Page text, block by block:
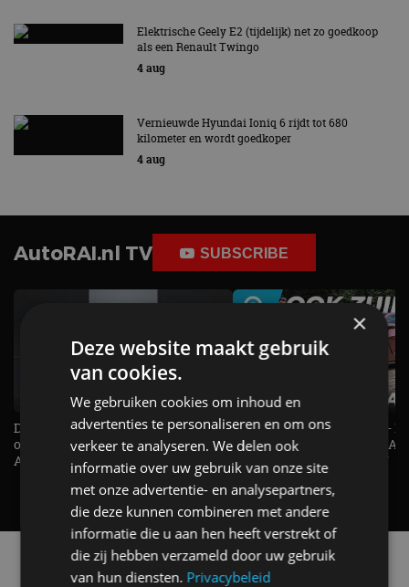
Elektrische Geely E2 (tijdelijk) net zo goedkoop
als een Renault Twingo
4 aug
Vernieuwde Hyundai Ioniq 6 rijdt tot 680
kilometer en wordt goedkoper
4 aug
AutoRAI.nl TV SUBSCRIBE
De Renault Twingo heeft een
opvallende snelheidsmeter! -
AutoRAI TV
De perfecte (gezins)taxi? -
ES500e (2026) - REVIEW -
UITGELEGD! - AutoRAI TV
Alle automerken
Selecteer een merk voor meer informatie, modellen
×
Deze website maakt gebruik
van cookies.
We gebruiken cookies om inhoud en
advertenties te personaliseren en om ons
verkeer te analyseren. We delen ook
informatie over uw gebruik van onze site
met onze advertentie- en analysepartners,
die deze kunnen combineren met andere
informatie die u aan hen heeft verstrekt of
die zij hebben verzameld door uw gebruik
van hun diensten. Privacybeleid